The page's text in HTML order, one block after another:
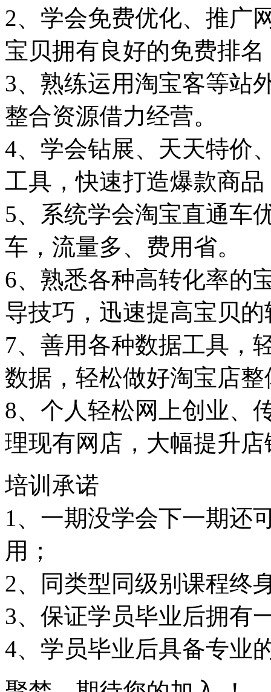
2、学会免费优化、推广
宝贝拥有良好的免费排
3、熟练运用淘宝客等站
整合资源借力经营。
4、学会钻展、天天特价
工具，快速打造爆款商
5、系统学会淘宝直通车
车，流量多、费用省。
6、熟悉各种高转化率的
导技巧，迅速提高宝贝
7、善用各种数据工具，
数据，轻松做好淘宝店
8、个人轻松网上创业、
理现有网店，大幅提升
培训承诺
1、一期没学会下一期还
用；
2、同类型同级别课程终
3、保证学员毕业后拥有
4、学员毕业后具备专业